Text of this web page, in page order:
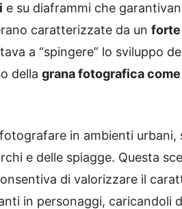
e su diaframmi che
caratterizzate da un
a “spingere” lo sviluppo
della grana fotografica
in ambienti urbani,
e delle spiagge. Questa
di valorizzare il
in personaggi, caricandoli